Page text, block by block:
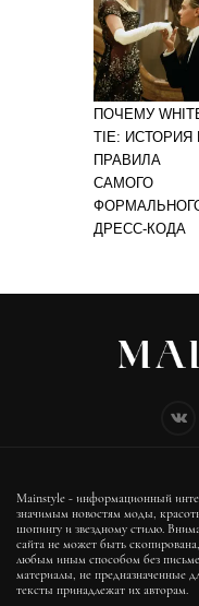
ПОЧЕМУ
TIE: ИСТОРИЯ
ПРАВИЛА
САМОГО
ДРЕСС-КОДА
Mainstyle - информационный
значимым новостям моды,
шопингу и звездному стилю.
сайта не может быть
любым иным способом без
материалы, не предназначенные
тексты принадлежат их авторам.